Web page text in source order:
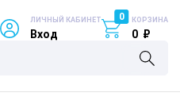
ЛИЧНЫЙ КАБИНЕТ
Вход
0 КОРЗИНА
0 ₽